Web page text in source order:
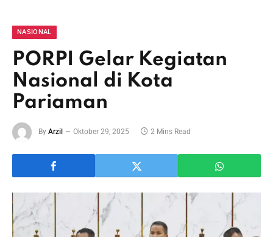
NASIONAL
PORPI Gelar Kegiatan
Nasional di Kota
Pariaman
By Arzil Oktober 29, 2025 2 Mins Read